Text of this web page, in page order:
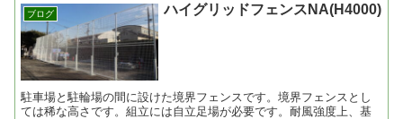
ブログ ハイグリッドフェンスNA(H4000)
駐車場と駐輪場の間に設けた境界フェンスです。境界フェンスとし
ては稀な高さです。組立には自立足場が必要です。耐風強度上、基